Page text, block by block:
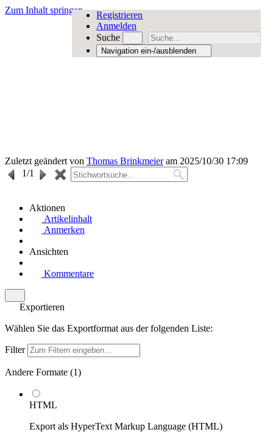
Zum Inhalt springen
Registrieren
Anmelden
Suche
Navigation ein-/ausblenden
Zuletzt geändert von Thomas Brinkmeieram 2025/10/30 17:09
1/1
Aktionen
Artikelinhalt
Anmerken
Ansichten
Kommentare
Exportieren
Wählen Sie das Exportformat aus der folgenden Liste:
Filter
Andere Formate (1)
HTML
Export als HyperText Markup Language (HTML)